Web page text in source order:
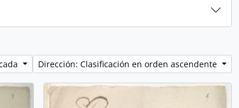
Dirección: Clasificación en orden ascendente